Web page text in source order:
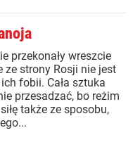
przekonały wreszcie
ze strony Rosji nie jest
fobii. Cała sztuka
przesadzać, bo reżim
także ze sposobu,